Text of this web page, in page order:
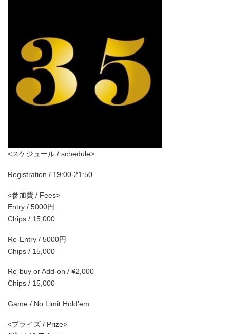
<スケジュール / schedule>
Registration / 19:00-21:50
<参加費 / Fees>
Entry / 5000円
Chips / 15,000
Re-Entry / 5000円
Chips / 15,000
Re-buy or Add-on / ¥2,000
Chips / 15,000
Game / No Limit Hold’em
<プライズ / Prize>